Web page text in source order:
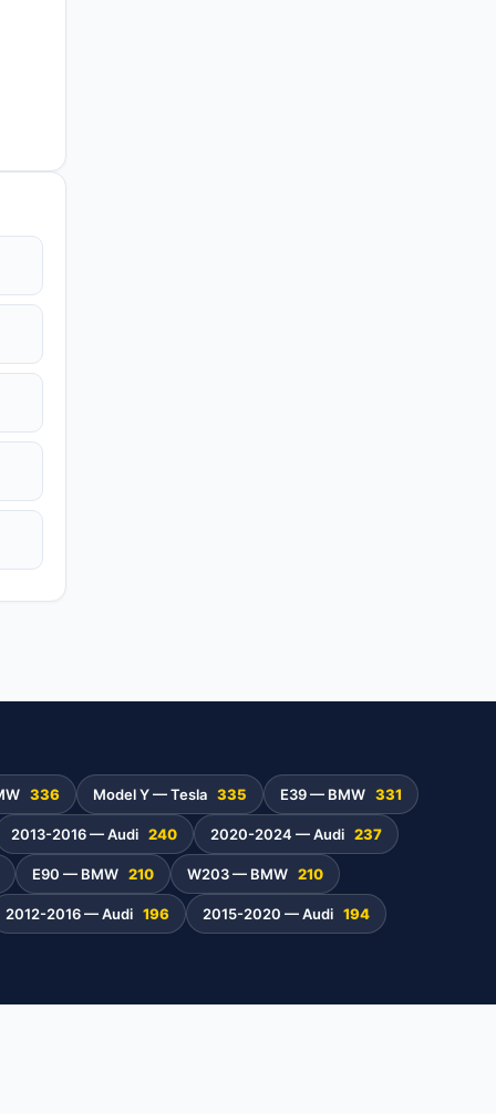
336 Model Y — Tesla 335 E39 — BMW 331
2013-2016 — Audi 240 2020-2024 — Audi 237
E90 — BMW 210 W203 — BMW 210
2012-2016 — Audi 196 2015-2020 — Audi 194